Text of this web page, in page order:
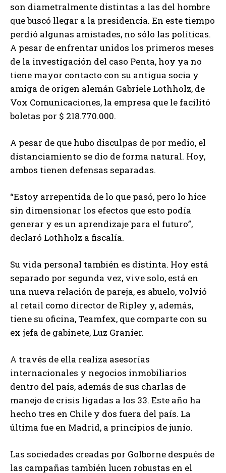
son diametralmente distintas a las del hombre
que buscó llegar a la presidencia. En este tiempo
perdió algunas amistades, no sólo las políticas.
A pesar de enfrentar unidos los primeros meses
de la investigación del caso Penta, hoy ya no
tiene mayor contacto con su antigua socia y
amiga de origen alemán Gabriele Lothholz, de
Vox Comunicaciones, la empresa que le facilitó
boletas por $ 218.770.000.
A pesar de que hubo disculpas de por medio, el
distanciamiento se dio de forma natural. Hoy,
ambos tienen defensas separadas.
“Estoy arrepentida de lo que pasó, pero lo hice
sin dimensionar los efectos que esto podía
generar y es un aprendizaje para el futuro”,
declaró Lothholz a fiscalía.
Su vida personal también es distinta. Hoy está
separado por segunda vez, vive solo, está en
una nueva relación de pareja, es abuelo, volvió
al retail como director de Ripley y, además,
tiene su oficina, Teamfex, que comparte con su
ex jefa de gabinete, Luz Granier.
A través de ella realiza asesorías
internacionales y negocios inmobiliarios
dentro del país, además de sus charlas de
manejo de crisis ligadas a los 33. Este año ha
hecho tres en Chile y dos fuera del país. La
última fue en Madrid, a principios de junio.
Las sociedades creadas por Golborne después de
las campañas también lucen robustas en el